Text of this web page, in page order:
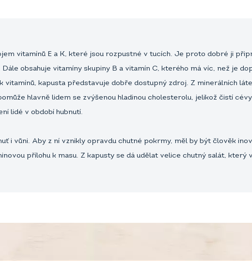
vitamínů E a K, které jsou rozpustné v tucích. Je proto dobré ji
obsahuje vitamíny skupiny B a vitamín C, kterého má víc, než je
vitamínů, kapusta představuje dobře dostupný zdroj. Z minerálních
hlavně lidem se zvýšenou hladinou cholesterolu, jelikož čistí
lidé v období hubnutí.
i vůni. Aby z ní vznikly opravdu chutné pokrmy, měl by být člověk
přílohu k masu. Z kapusty se dá udělat velice chutný salát,